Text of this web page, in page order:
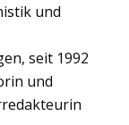
und
seit 1992
und